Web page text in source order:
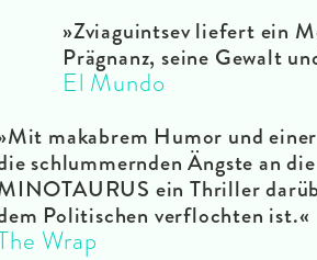
»Zviaguintsev liefert ein
Prägnanz, seine Gewalt
El Mundo
makabrem Humor und
schlummernden Ängste an
ein Thriller
Politischen verflochten ist.«
Wrap